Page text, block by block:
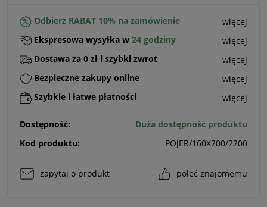
Odbierz RABAT 10% na zamówienie
więcej
Ekspresowa wysyłka w 24 godziny
więcej
Dostawa za 0 zł i szybki zwrot
więcej
Bezpieczne zakupy online
więcej
Szybkie i łatwe płatności
więcej
Dostępność:
Duża dostępność produktu
Kod produktu:
POJER/160X200/2200
zapytaj o produkt poleć znajomemu